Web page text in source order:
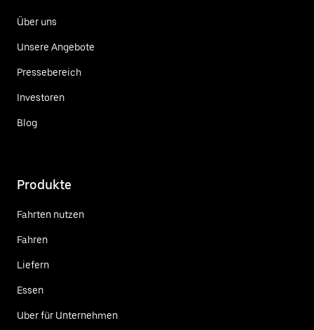
Über uns
Unsere Angebote
Pressebereich
Investoren
Blog
Produkte
Fahrten nutzen
Fahren
Liefern
Essen
Uber für Unternehmen